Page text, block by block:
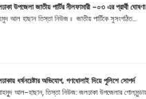
উপজেলা জাতীয় পার্টির নীলফামারী -০৩ এর প্রার্থী ঘোষণা
আল হাছান তিস্তা নিউজ ঃ জাতীয় পার্টিকে সুসংগঠিত...
ধর্ষনচেষ্টার অভিযোগ, গণধোলাই দিয়ে পুলিশে সোপর্দ
আল-হাছান, তিস্তা নিউজ: জলঢাকা উপজেলার